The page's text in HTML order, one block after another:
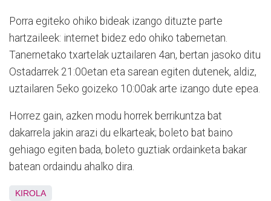
Porra egiteko ohiko bideak izango dituzte parte
hartzaileek: internet bidez edo ohiko tabernetan.
Tanernetako txartelak uztailaren 4an, bertan jasoko ditu
Ostadarrek 21:00etan eta sarean egiten dutenek, aldiz,
uztailaren 5eko goizeko 10:00ak arte izango dute epea.
Horrez gain, azken modu horrek berrikuntza bat
dakarrela jakin arazi du elkarteak; boleto bat baino
gehiago egiten bada, boleto guztiak ordainketa bakar
batean ordaindu ahalko dira.
KIROLA